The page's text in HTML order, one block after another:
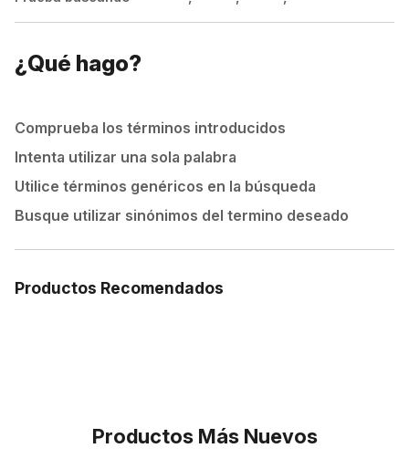
¿Qué hago?
Comprueba los términos introducidos
Intenta utilizar una sola palabra
Utilice términos genéricos en la búsqueda
Busque utilizar sinónimos del termino deseado
Productos Recomendados
Productos Más Nuevos